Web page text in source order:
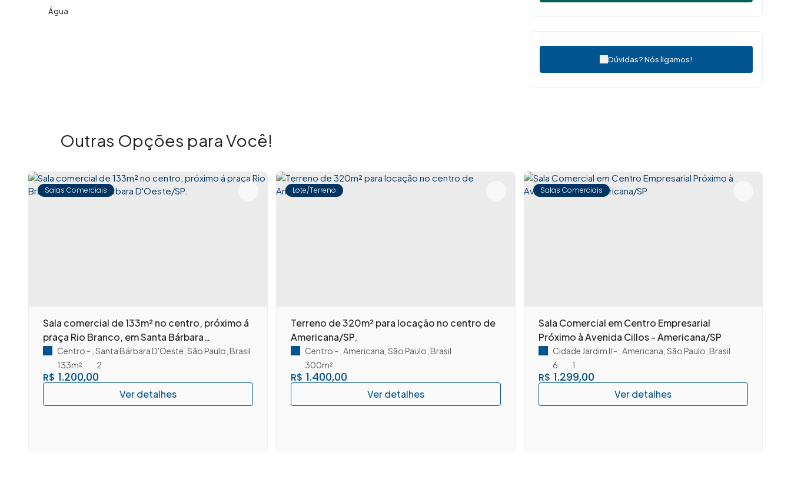
Água
Dúvidas? Nós ligamos!
Outras Opções para Você!
Salas Comerciais
Sala comercial de 133m² no centro, próximo á
praça Rio Branco, em Santa Bárbara
D'Oeste/SP.
R$ 1.200,00
Centro ,Santa Bárbara D'Oeste ,São Paulo ,Brasil
2
133m²
Lote/Terreno
Terreno de 320m² para locação no centro de
Americana/SP.
R$ 1.400,00
Centro Americana São Paulo Brasil
300m²
Salas Comerciais
Sala Comercial em Centro Empresarial
Próximo à Avenida Cillos - Americana/SP
R$ 1.299,00
Cidade Jardim II Americana São Paulo Brasil
6
1